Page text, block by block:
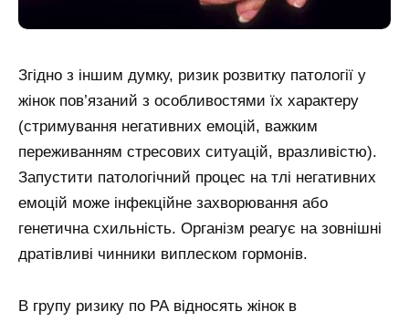
Згідно з іншим думку, ризик розвитку патології у
жінок пов’язаний з особливостями їх характеру
(стримування негативних емоцій, важким
переживанням стресових ситуацій, вразливістю).
Запустити патологічний процес на тлі негативних
емоцій може інфекційне захворювання або
генетична схильність. Організм реагує на зовнішні
дратівливі чинники виплеском гормонів.
В групу ризику по РА відносять жінок в